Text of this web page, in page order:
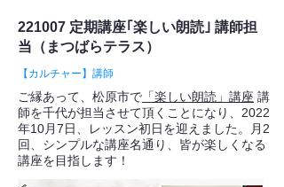
221007 定期講座｢楽しい朗読｣ 講師担
当（まつばらテラス）
【カルチャー】講師
ご縁あって、松原市で 「楽しい朗読」講座 講
師を千代が担当させて頂くことになり、2022
年10月7日、レッスン初日を迎えました。月2
回、シンプルな講座名通り、皆が楽しくなる
講座を目指します！